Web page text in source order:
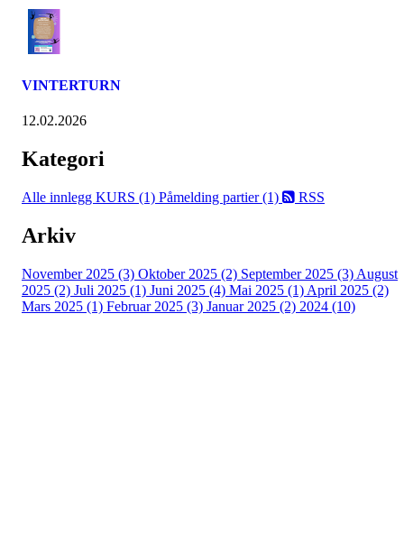
VINTERTURN
12.02.2026
Kategori
Alle innlegg KURS (1) Påmelding partier (1) RSS
Arkiv
November 2025 (3) Oktober 2025 (2) September 2025 (3) August
2025 (2) Juli 2025 (1) Juni 2025 (4) Mai 2025 (1) April 2025 (2)
Mars 2025 (1) Februar 2025 (3) Januar 2025 (2) 2024 (10)